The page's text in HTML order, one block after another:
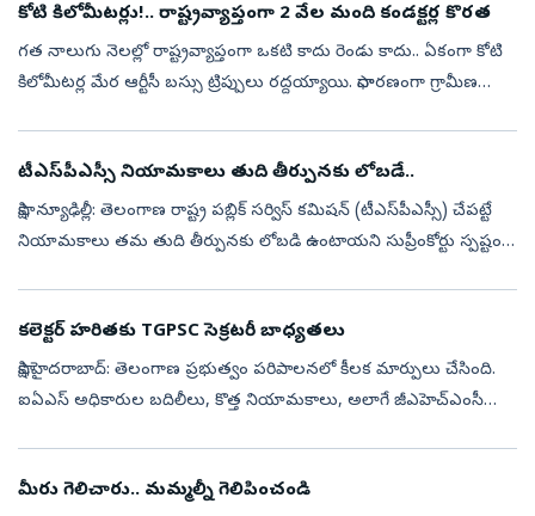
కోటి కిలోమీటర్లు!.. రాష్ట్రవ్యాప్తంగా 2 వేల మంది కండక్టర్ల కొరత
గత నాలుగు నెలల్లో రాష్ట్రవ్యాప్తంగా ఒకటి కాదు రెండు కాదు.. ఏకంగా కోటి
కిలోమీటర్ల మేర ఆర్టీసీ బస్సు ట్రిప్పులు రద్దయ్యాయి. సాధారణంగా గ్రామీణ
టీఎస్‌పీఎస్సీ నియామకాలు తుది తీర్పునకు లోబడే..
సాక్షి, న్యూఢిల్లీ: తెలంగాణ రాష్ట్ర పబ్లిక్‌ సర్విస్‌ కమిషన్‌ (టీఎస్‌పీఎస్సీ) చేపట్టే
నియామకాలు తమ తుది తీర్పునకు లోబడి ఉంటాయని సుప్రీంకోర్టు స్పష్టం
కలెక్టర్‌ హరితకు TGPSC సెక్రటరీ బాధ్యతలు
సాక్షి,హైదరాబాద్‌: తెలంగాణ ప్రభుత్వం పరిపాలనలో కీలక మార్పులు చేసింది.
ఐఏఎస్‌ అధికారుల బదిలీలు, కొత్త నియామకాలు, అలాగే జీఎహెచ్‌ఎంసీ
మీరు గెలిచారు.. మమ్మల్నీ గెలిపించండి